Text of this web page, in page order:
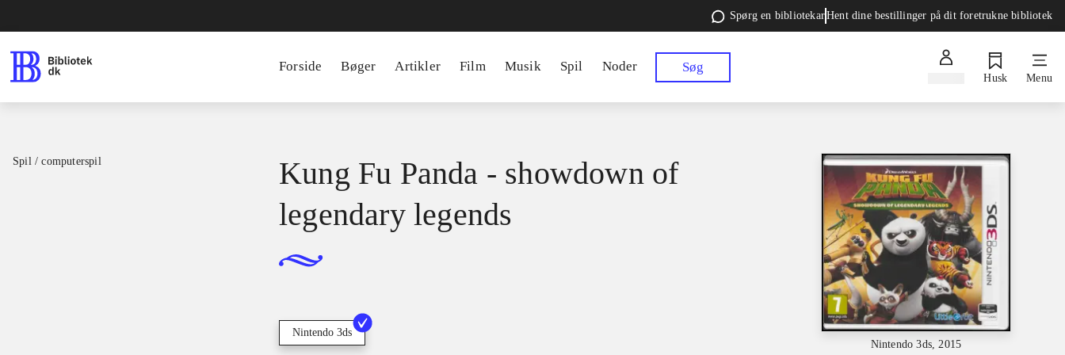
Spørg en bibliotekarHent dine bestillinger på dit foretrukne bibliotek
Forside Bøger Artikler Film Musik Spil Noder Søg
Husk Menu
Spil / computerspil
Nintendo 3ds, 2015
Kung Fu Panda - showdown of
legendary legends
Nintendo 3ds